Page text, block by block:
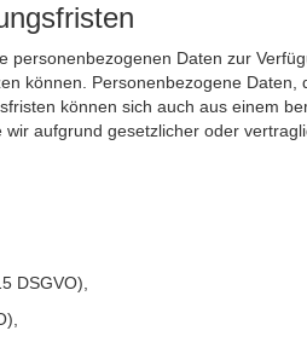
Daten zur
können. Personenbezogene
können sich auch aus einem
aufgrund gesetzlicher oder
DSGVO),